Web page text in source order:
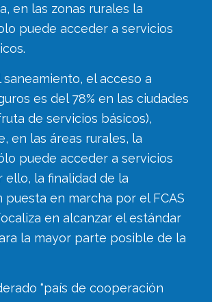
en las zonas rurales la
puede acceder a servicios
saneamiento, el acceso a
es del 78% en las ciudades
de servicios básicos),
en las áreas rurales, la
puede acceder a servicios
ello, la finalidad de la
en marcha por el FCAS
en alcanzar el estándar
la mayor parte posible de la
“país de cooperación